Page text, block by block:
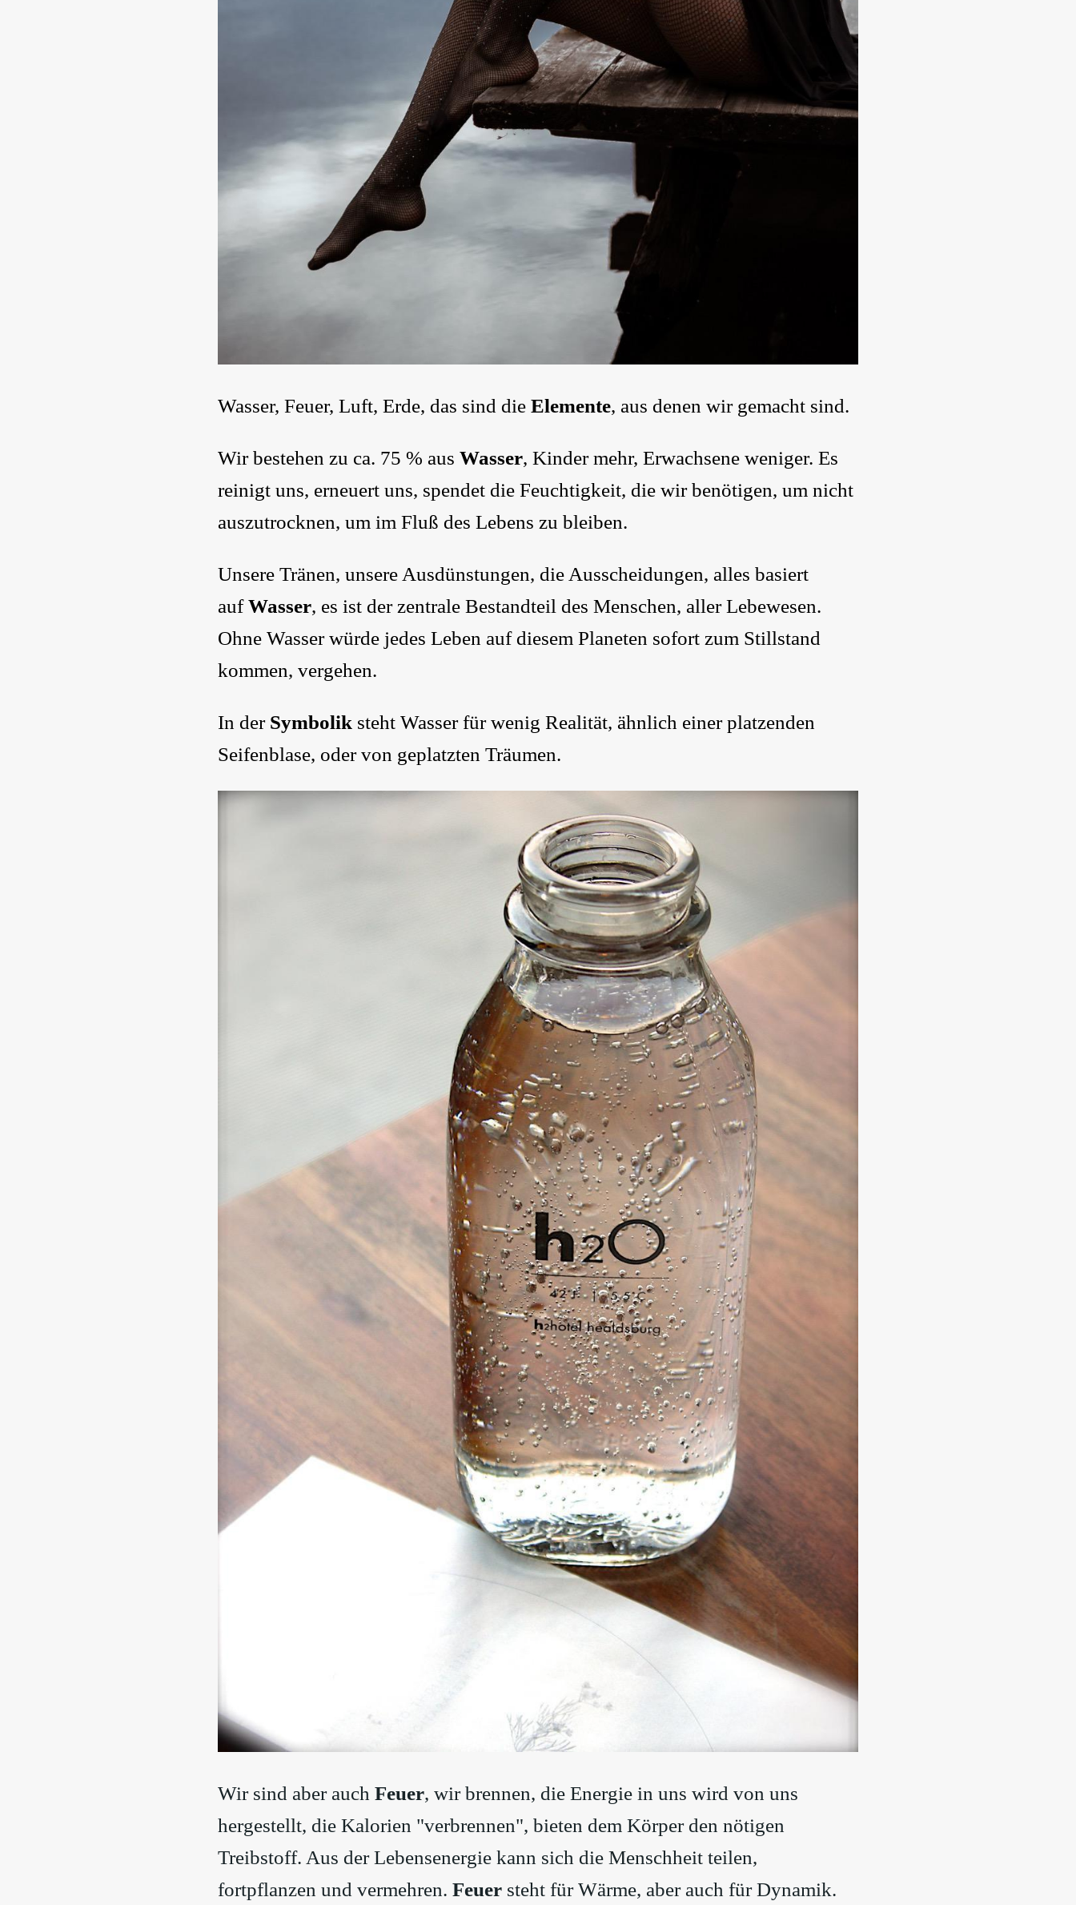
Wasser, Feuer, Luft, Erde, das sind die Elemente, aus denen wir gemacht sind.
Wir bestehen zu ca. 75 % aus Wasser, Kinder mehr, Erwachsene weniger. Es
reinigt uns, erneuert uns, spendet die Feuchtigkeit, die wir benötigen, um nicht
auszutrocknen, um im Fluß des Lebens zu bleiben.
Unsere Tränen, unsere Ausdünstungen, die Ausscheidungen, alles basiert
aufWasser, es ist der zentrale Bestandteil des Menschen, aller Lebewesen.
Ohne Wasser würde jedes Leben auf diesem Planeten sofort zum Stillstand
kommen, vergehen.
In der Symbolik steht Wasser für wenig Realität, ähnlich einer platzenden
Seifenblase, oder von geplatzten Träumen.
Wir sind aber auch Feuer, wir brennen, die Energie in uns wird von uns
hergestellt, die Kalorien "verbrennen", bieten dem Körper den nötigen
Treibstoff. Aus der Lebensenergie kann sich die Menschheit teilen,
fortpflanzen und vermehren. Feuer steht für Wärme, aber auch für Dynamik.